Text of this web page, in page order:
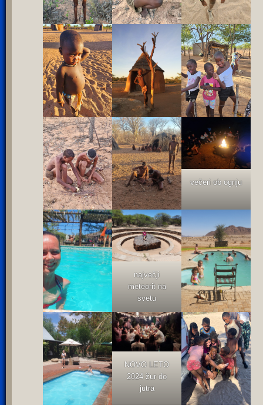
večeri ob ognju
največji
meteorit na
svetu
NOVO LETO
2024 žur do
jutra